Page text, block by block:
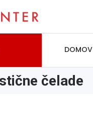
DOMOV
čelade